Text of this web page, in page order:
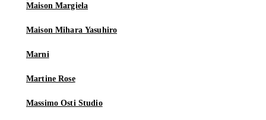
Maison Margiela
Maison Mihara Yasuhiro
Marni
Martine Rose
Massimo Osti Studio